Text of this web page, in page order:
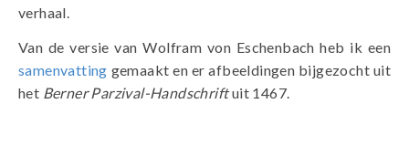
verhaal.
Van de versie van Wolfram von Eschenbach heb ik een
samenvatting gemaakt en er afbeeldingen bijgezocht uit
het Berner Parzival-Handschriftuit 1467.